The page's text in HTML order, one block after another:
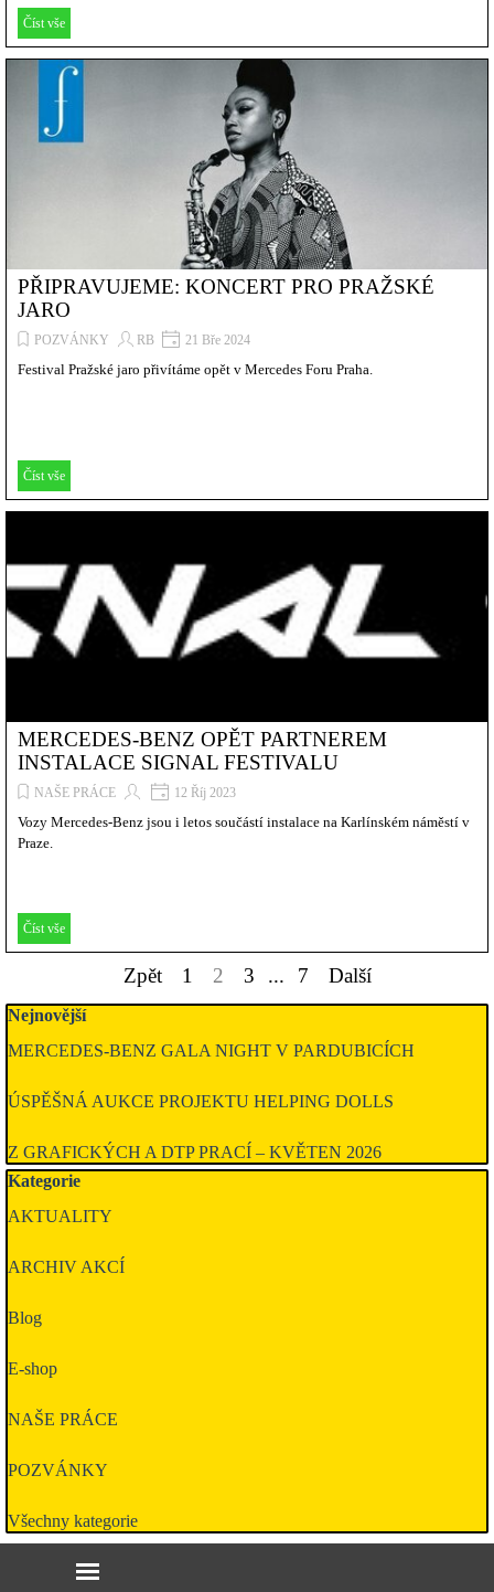
Číst vše
PŘIPRAVUJEME: KONCERT PRO PRAŽSKÉ
JARO
POZVÁNKY RB 21 Bře 2024
Festival Pražské jaro přivítáme opět v Mercedes Foru Praha.
Číst vše
MERCEDES-BENZ OPĚT PARTNEREM
INSTALACE SIGNAL FESTIVALU
NAŠE PRÁCE 12 Říj 2023
Vozy Mercedes-Benz jsou i letos součástí instalace na Karlínském náměstí v
Praze.
Číst vše
Zpět Přejít na stránku:
1 Aktuální stránka:
2 Přejít na stránku:
3 ... Přejít na stránku:
7
Další
Přeskočit blok Nejnovější
Nejnovější
MERCEDES-BENZ GALA NIGHT V PARDUBICÍCH
ÚSPĚŠNÁ AUKCE PROJEKTU HELPING DOLLS
Z GRAFICKÝCH A DTP PRACÍ – KVĚTEN 2026
Přeskočit blok Kategorie
Kategorie
AKTUALITY
ARCHIV AKCÍ
Blog
E-shop
NAŠE PRÁCE
POZVÁNKY
Všechny kategorie